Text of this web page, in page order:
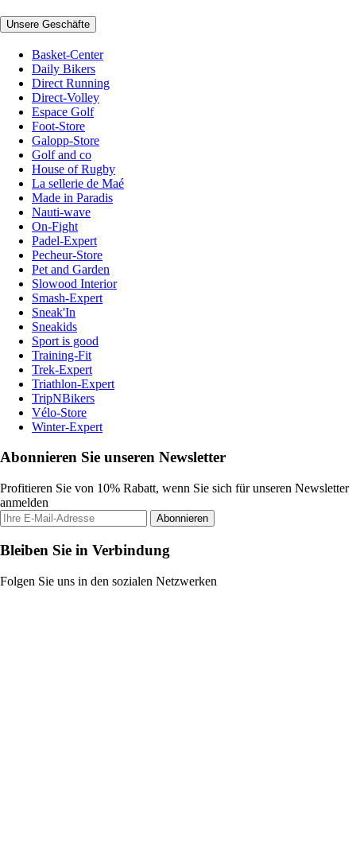
Unsere Geschäfte
Basket-Center
Daily Bikers
Direct Running
Direct-Volley
Espace Golf
Foot-Store
Galopp-Store
Golf and co
House of Rugby
La sellerie de Maé
Made in Paradis
Nauti-wave
On-Fight
Padel-Expert
Pecheur-Store
Pet and Garden
Slowood Interior
Smash-Expert
Sneak'In
Sneakids
Sport is good
Training-Fit
Trek-Expert
Triathlon-Expert
TripNBikers
Vélo-Store
Winter-Expert
Abonnieren Sie unseren Newsletter
Profitieren Sie von 10% Rabatt, wenn Sie sich für unseren Newsletter
anmelden
Abonnieren
Bleiben Sie in Verbindung
Folgen Sie uns in den sozialen Netzwerken